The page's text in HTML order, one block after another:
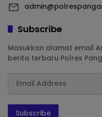
Subscribe
Masukkan alamat email
berita terbaru Polres
Subscribe